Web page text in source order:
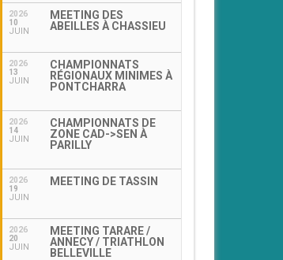
2026
10
JUIN
MEETING DES
ABEILLES À CHASSIEU
2026
13
JUIN
CHAMPIONNATS
RÉGIONAUX MINIMES À
PONTCHARRA
2026
14
JUIN
CHAMPIONNATS DE
ZONE CAD->SEN À
PARILLY
2026
19
JUIN
MEETING DE TASSIN
2026
20
JUIN
MEETING TARARE /
ANNECY / TRIATHLON
BELLEVILLE